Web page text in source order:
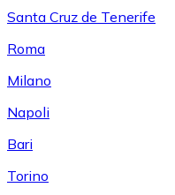
Santa Cruz de Tenerife
Roma
Milano
Napoli
Bari
Torino